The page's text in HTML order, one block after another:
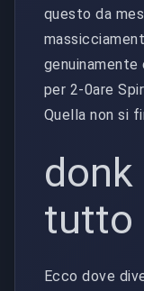
questo da
per 2-0are
Quella non si
tutto
Ecco dove